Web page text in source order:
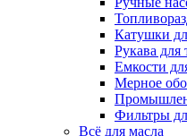
Катушки
Рукава для
Емкости
Мерное
Фильтры
Всё для масла